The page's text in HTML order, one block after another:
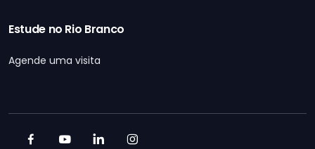
Estude no Rio Branco
Agende uma visita